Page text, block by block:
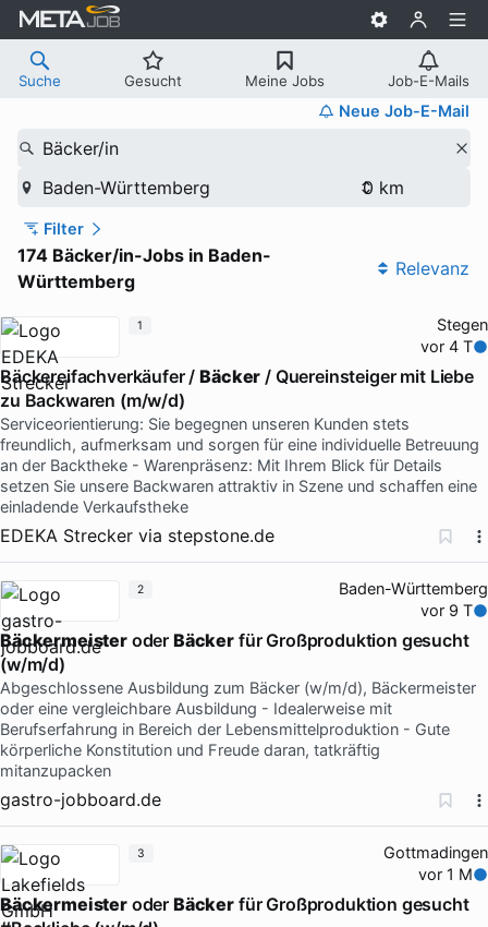
Suche Gesucht Meine Jobs Job-E-Mails
Neue Job-E-Mail
Bäcker/in
Baden-Württemberg
Filter
174 Bäcker/in-Jobs in Baden-
Württemberg
Relevanz
Stegen
vor 4 T
Bäckereifachverkäufer /Bäcker / Quereinsteiger mit Liebe
zu Backwaren (m/w/d)
Serviceorientierung: Sie begegnen unseren Kunden stets
freundlich, aufmerksam und sorgen für eine individuelle Betreuung
an der Backtheke - Warenpräsenz: Mit Ihrem Blick für Details
setzen Sie unsere Backwaren attraktiv in Szene und schaffen eine
einladende Verkaufstheke
EDEKA Strecker via stepstone.de
1
Baden-Württemberg
vor 9 T
Bäckermeisteroder Bäcker für Großproduktion gesucht
(w/m/d)
Abgeschlossene Ausbildung zum Bäcker (w/m/d), Bäckermeister
oder eine vergleichbare Ausbildung - Idealerweise mit
Berufserfahrung in Bereich der Lebensmittelproduktion - Gute
körperliche Konstitution und Freude daran, tatkräftig
mitanzupacken
gastro-jobboard.de
2
Gottmadingen
vor 1 M
Bäckermeisteroder Bäcker für Großproduktion gesucht
3